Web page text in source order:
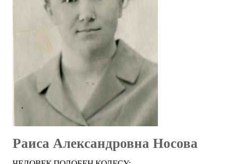
Раиса Александровна Носова